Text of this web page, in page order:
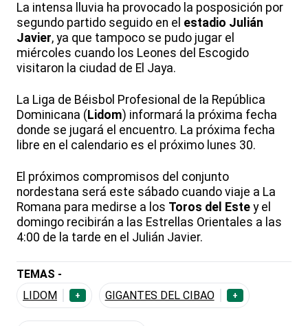
La intensa lluvia ha provocado la posposición por
segundo partido seguido en el estadio Julián
Javier, ya que tampoco se pudo jugar el
miércoles cuando los Leones del Escogido
visitaron la ciudad de El Jaya.
La Liga de Béisbol Profesional de la República
Dominicana ( Lidom) informará la próxima fecha
donde se jugará el encuentro. La próxima fecha
libre en el calendario es el próximo lunes 30.
El próximos compromisos del conjunto
nordestana será este sábado cuando viaje a La
Romana para medirse a los Toros del Este y el
domingo recibirán a las Estrellas Orientales a las
4:00 de la tarde en el Julián Javier.
TEMAS -
LIDOM
+ GIGANTES DEL CIBAO +